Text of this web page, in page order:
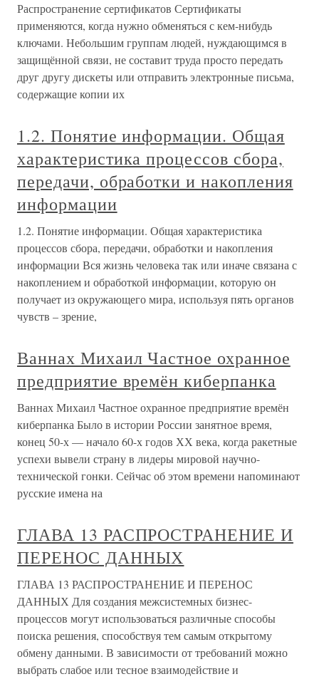
Распространение сертификатов Сертификаты
применяются, когда нужно обменяться с кем-нибудь
ключами. Небольшим группам людей, нуждающимся в
защищённой связи, не составит труда просто передать
друг другу дискеты или отправить электронные письма,
содержащие копии их
1.2. Понятие информации. Общая
характеристика процессов сбора,
передачи, обработки и накопления
информации
1.2. Понятие информации. Общая характеристика
процессов сбора, передачи, обработки и накопления
информации Вся жизнь человека так или иначе связана с
накоплением и обработкой информации, которую он
получает из окружающего мира, используя пять органов
чувств – зрение,
Ваннах Михаил Частное охранное
предприятие времён киберпанка
Ваннах Михаил Частное охранное предприятие времён
киберпанка Было в истории России занятное время,
конец 50-х — начало 60-х годов ХХ века, когда ракетные
успехи вывели страну в лидеры мировой научно-
технической гонки. Сейчас об этом времени напоминают
русские имена на
ГЛАВА 13 РАСПРОСТРАНЕНИЕ И
ПЕРЕНОС ДАННЫХ
ГЛАВА 13 РАСПРОСТРАНЕНИЕ И ПЕРЕНОС
ДАННЫХ Для создания межсистемных бизнес-
процессов могут использоваться различные способы
поиска решения, способствуя тем самым открытому
обмену данными. В зависимости от требований можно
выбрать слабое или тесное взаимодействие и